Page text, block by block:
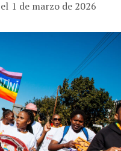
el 1 de marzo de 2026